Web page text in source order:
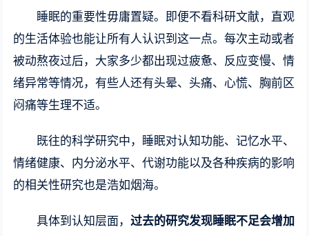
睡眠的重要性毋庸置疑。即便不看科研文献，直观
的生活体验也能让所有人认识到这一点。每次主动或者
被动熬夜过后，大家多少都出现过疲惫、反应变慢、情
绪异常等情况，有些人还有头晕、头痛、心慌、胸前区
闷痛等生理不适。
既往的科学研究中，睡眠对认知功能、记忆水平、
情绪健康、内分泌水平、代谢功能以及各种疾病的影响
的相关性研究也是浩如烟海。
具体到认知层面，过去的研究发现睡眠不足会增加